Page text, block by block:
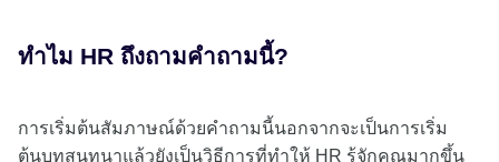
ทำไม HR ถึงถามคำถามนี้?
การเริ่มต้นสัมภาษณ์ด้วยคำถามนี้นอกจากจะเป็นการเริ่ม
ต้นบทสนทนาแล้วยังเป็นวิธีการที่ทำให้ HR รู้จักคุณมากขึ้น